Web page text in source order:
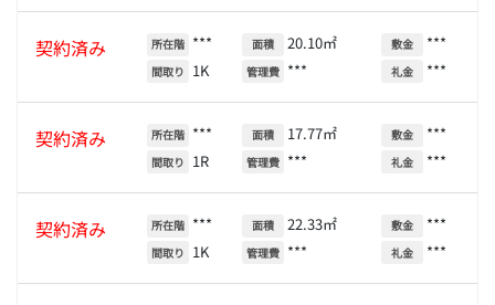
契約済み 所在階 ***
間取り 1K
面積 20.10㎡
管理費 ***
敷金 ***
礼金 ***
契約済み 所在階 ***
間取り 1R
面積 17.77㎡
管理費 ***
敷金 ***
礼金 ***
契約済み 所在階 ***
間取り 1K
面積 22.33㎡
管理費 ***
敷金 ***
礼金 ***